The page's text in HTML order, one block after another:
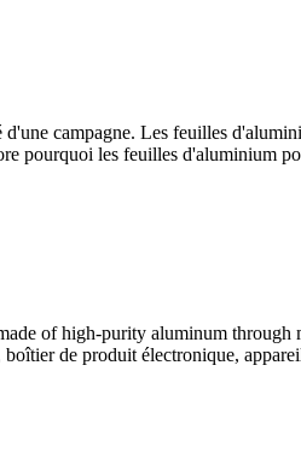
campagne. Les feuilles
pourquoi les feuilles d'aluminium
of high-purity aluminum through
de produit électronique,